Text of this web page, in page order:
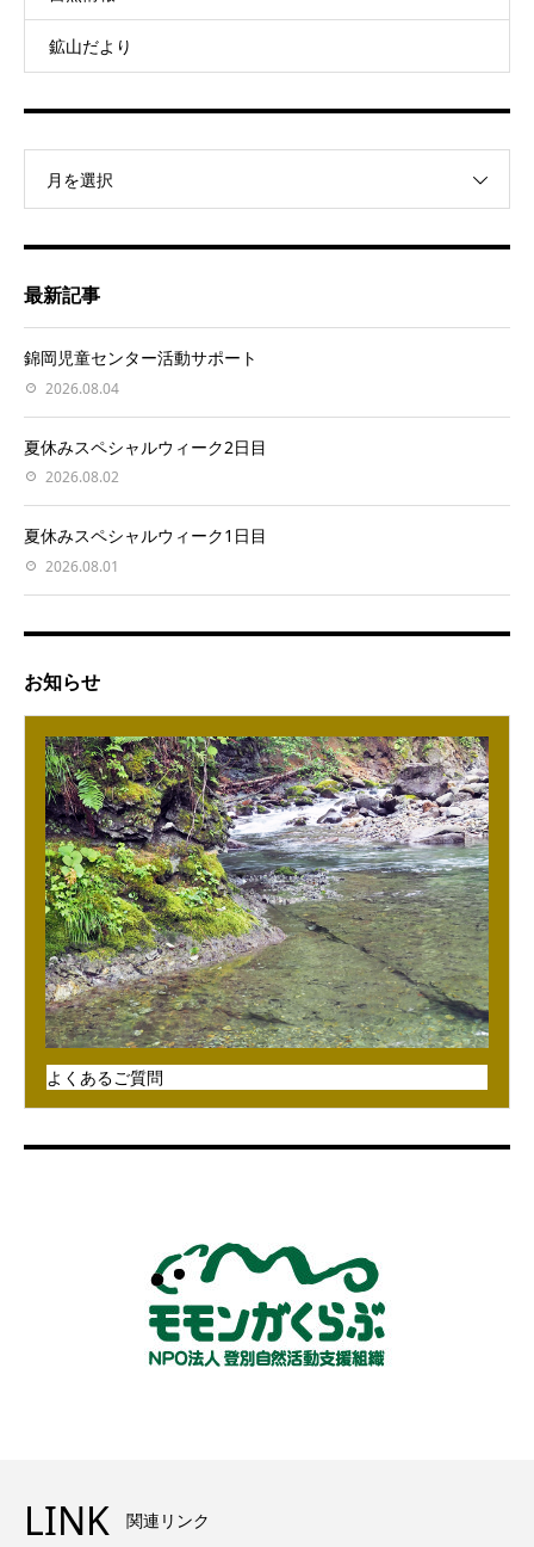
鉱山だより
月を選択
最新記事
錦岡児童センター活動サポート
2026.08.04
夏休みスペシャルウィーク2日目
2026.08.02
夏休みスペシャルウィーク1日目
2026.08.01
お知らせ
よくあるご質問
LINK 関連リンク